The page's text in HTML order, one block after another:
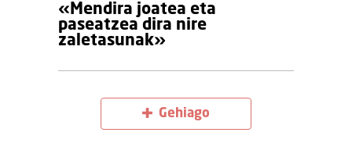
«Mendira joatea eta
paseatzea dira nire
zaletasunak»
Gehiago